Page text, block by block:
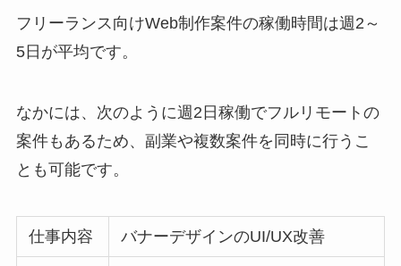
フリーランス向けWeb制作案件の稼働時間は週2～
5日が平均です。
なかには、次のように週2日稼働でフルリモートの
案件もあるため、副業や複数案件を同時に行うこ
とも可能です。
仕事内容 バナーデザインのUI/UX改善